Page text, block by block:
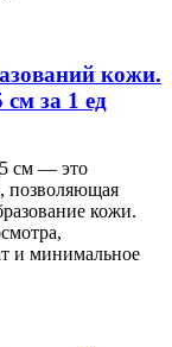
кожи.
за 1 ед
см — это
позволяющая
кожи.
и минимальное